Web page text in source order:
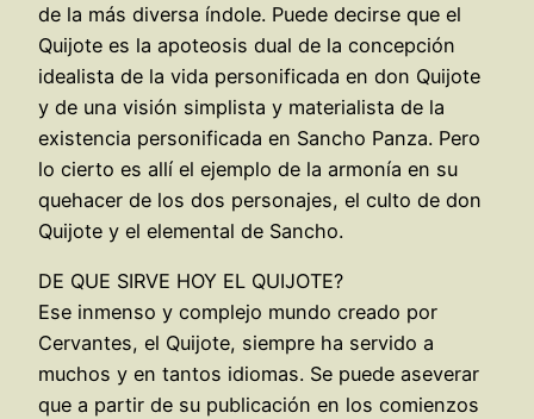
de la más diversa índole. Puede decirse que el
Quijote es la apoteosis dual de la concepción
idealista de la vida personificada en don Quijote
y de una visión simplista y materialista de la
existencia personificada en Sancho Panza. Pero
lo cierto es allí el ejemplo de la armonía en su
quehacer de los dos personajes, el culto de don
Quijote y el elemental de Sancho.
DE QUE SIRVE HOY EL QUIJOTE?
Ese inmenso y complejo mundo creado por
Cervantes, el Quijote, siempre ha servido a
muchos y en tantos idiomas. Se puede aseverar
que a partir de su publicación en los comienzos